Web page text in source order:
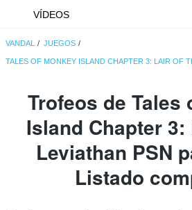
VÍDEOS
VANDAL JUEGOS
TALES OF MONKEY ISLAND CHAPTER 3: LAIR OF
Trofeos de Tales
Island Chapter
Leviathan PSN
Listado